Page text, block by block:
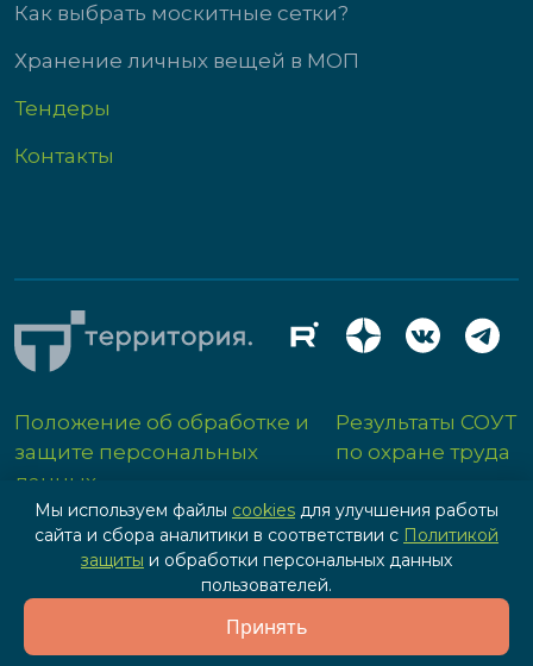
Как выбрать москитные сетки?
Хранение личных вещей в МОП
Тендеры
Контакты
Положение об обработке и
защите персональных
данных
Результаты СОУТ
по охране труда
Разработка сайта - IPG
Мы используем файлы cookies для улучшения работы
сайта и сбора аналитики в соответствии с Политикой
защиты и обработки персональных данных
пользователей.
Принять